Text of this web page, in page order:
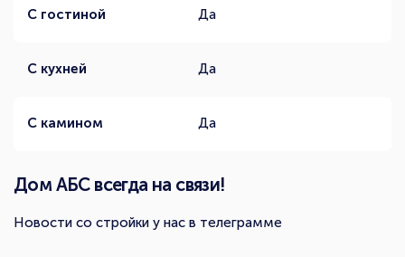
С гостиной Да
С кухней Да
С камином Да
Дом АБС всегда на связи!
Новости со стройки у нас в телеграмме